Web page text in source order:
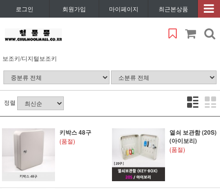
로그인 회원가입 마이페이지 최근본상품
보조키/디지털보조키
정렬
키박스 48구
(품절)
열쇠 보관함 (20S)
(아이보리)
(품절)